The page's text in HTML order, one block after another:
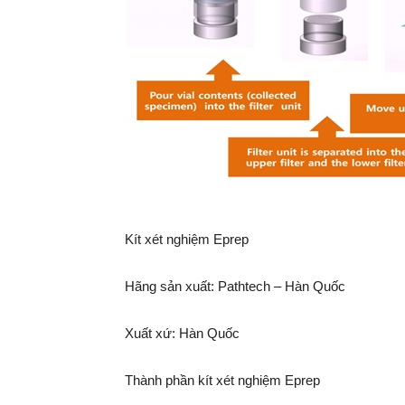
Kít xét nghiệm Eprep
Hãng sản xuất: Pathtech – Hàn Quốc
Xuất xứ: Hàn Quốc
Thành phần kít xét nghiệm Eprep